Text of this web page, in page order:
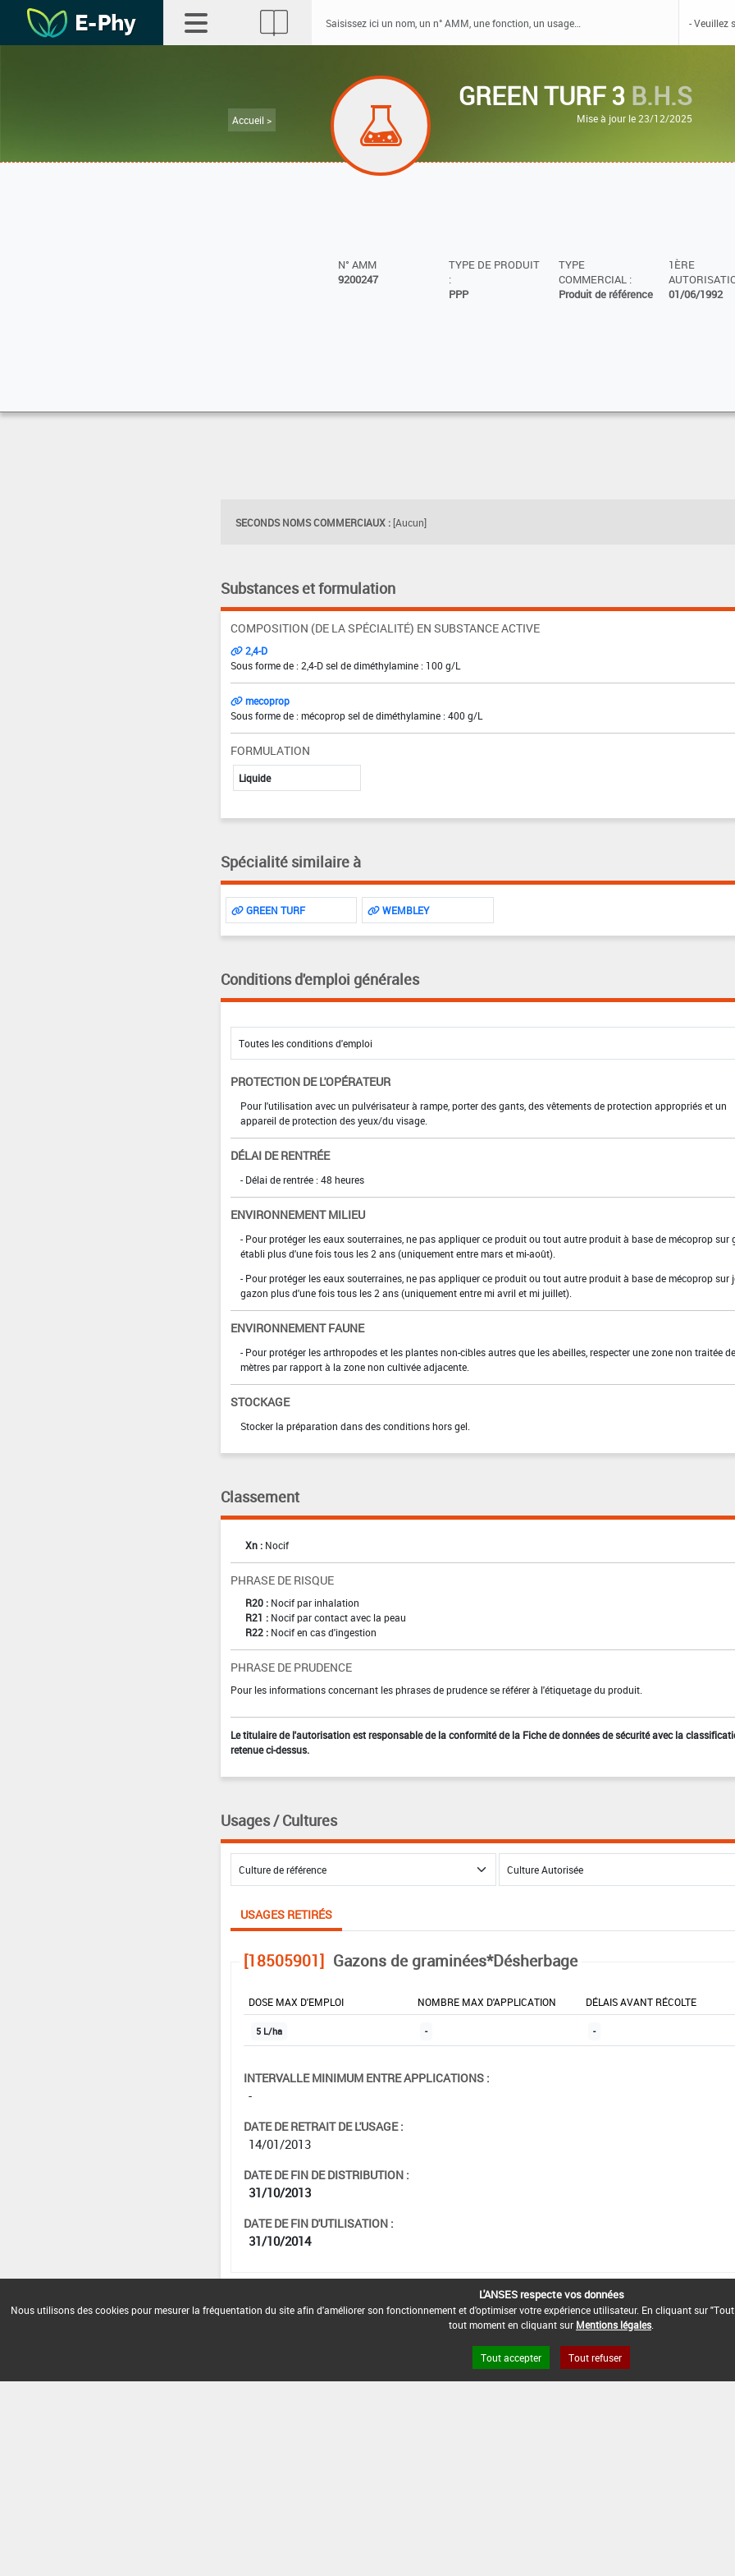
Accueil >
GREEN TURF 3 B.H.S
Mise à jour le 23/12/2025
N° AMM
9200247
TYPE DE PRODUIT
:
PPP
TYPE
COMMERCIAL :
Produit de référence
1ÈRE
01/06/1992
SECONDS NOMS COMMERCIAUX : [Aucun]
Substances et formulation
COMPOSITION (DE LA SPÉCIALITÉ) EN SUBSTANCE ACTIVE
2,4-D
Sous forme de : 2,4-D sel de diméthylamine : 100 g/L
mecoprop
Sous forme de : mécoprop sel de diméthylamine : 400 g/L
FORMULATION
Liquide
Spécialité similaire à
GREEN TURF WEMBLEY
Conditions d'emploi générales
PROTECTION DE L'OPÉRATEUR
Pour l'utilisation avec un pulvérisateur à rampe, porter des gants, des vêtements de protection appropriés et un
appareil de protection des yeux/du visage.
DÉLAI DE RENTRÉE
- Délai de rentrée : 48 heures
ENVIRONNEMENT MILIEU
- Pour protéger les eaux souterraines, ne pas appliquer ce produit ou tout autre produit à base de mécoprop sur
établi plus d'une fois tous les 2 ans (uniquement entre mars et mi-août).
- Pour protéger les eaux souterraines, ne pas appliquer ce produit ou tout autre produit à base de mécoprop sur
gazon plus d'une fois tous les 2 ans (uniquement entre mi avril et mi juillet).
ENVIRONNEMENT FAUNE
- Pour protéger les arthropodes et les plantes non-cibles autres que les abeilles, respecter une zone non traitée
mètres par rapport à la zone non cultivée adjacente.
STOCKAGE
Stocker la préparation dans des conditions hors gel.
Classement
Xn : Nocif
PHRASE DE RISQUE
R20 : Nocif par inhalation
R21 : Nocif par contact avec la peau
R22 : Nocif en cas d'ingestion
PHRASE DE PRUDENCE
Pour les informations concernant les phrases de prudence se référer à l'étiquetage du produit.
Le titulaire de l'autorisation est responsable de la conformité de la Fiche de données de sécurité avec la
retenue ci-dessus.
Usages / Cultures
USAGES RETIRÉS
[18505901] Gazons de graminées*Désherbage
DOSE MAX D'EMPLOI NOMBRE MAX D'APPLICATION DÉLAIS AVANT RÉCOLTE
5 L/ha - -
INTERVALLE MINIMUM ENTRE APPLICATIONS :
-
DATE DE RETRAIT DE L'USAGE :
14/01/2013
DATE DE FIN DE DISTRIBUTION :
31/10/2013
DATE DE FIN D'UTILISATION :
31/10/2014
L'ANSES respecte vos données
Nous utilisons des cookies pour mesurer la fréquentation du site afin d'améliorer son fonctionnement et d'optimiser votre expérience utilisateur. En cliquant sur
tout moment en cliquant sur Mentions légales
Tout accepter Tout refuser